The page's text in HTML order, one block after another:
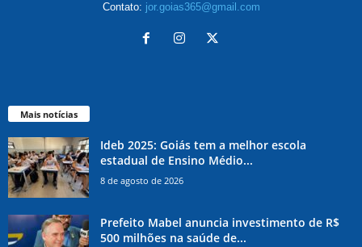
Contato: jor.goias365@gmail.com
Mais notícias
Ideb 2025: Goiás tem a melhor escola
estadual de Ensino Médio...
8 de agosto de 2026
Prefeito Mabel anuncia investimento de R$
500 milhões na saúde de...